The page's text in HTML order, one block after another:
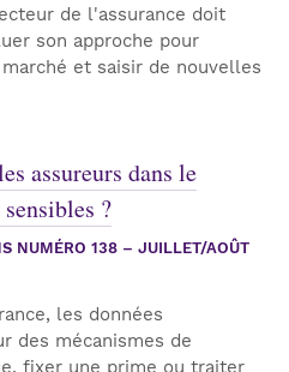
de l'assurance doit
son approche pour
et saisir de nouvelles
assureurs dans le
?
NUMÉRO 138 – JUILLET/AOÛT
les données
des mécanismes de
fixer une prime ou traiter